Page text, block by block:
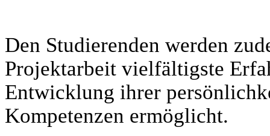
Den Studierenden werden
Projektarbeit vielfältigste
Entwicklung ihrer
Kompetenzen ermöglicht.